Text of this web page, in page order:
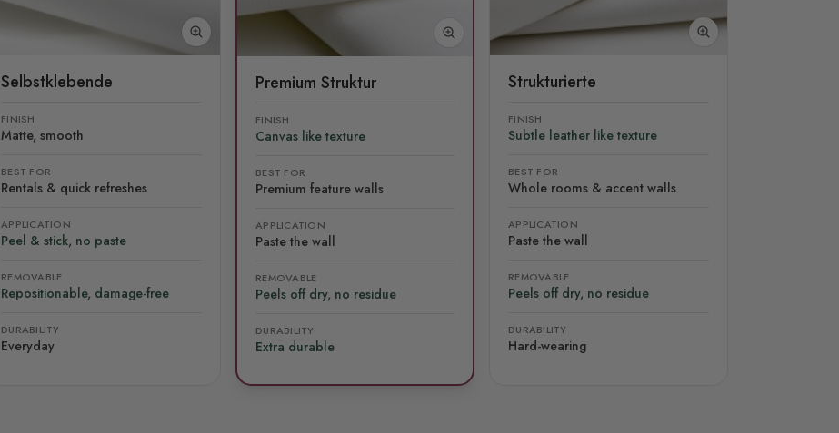
Selbstklebende
FINISH
Matte, smooth
BEST FOR
Rentals & quick refreshes
APPLICATION
Peel & stick, no paste
REMOVABLE
Repositionable, damage-free
DURABILITY
Everyday
Premium Struktur
FINISH
Canvas like texture
BEST FOR
Premium feature walls
APPLICATION
Paste the wall
REMOVABLE
Peels off dry, no residue
DURABILITY
Extra durable
Strukturierte
FINISH
Subtle leather like texture
BEST FOR
Whole rooms & accent walls
APPLICATION
Paste the wall
REMOVABLE
Peels off dry, no residue
DURABILITY
Hard-wearing